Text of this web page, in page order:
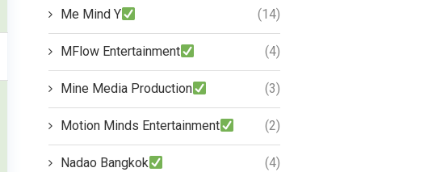
Me Mind Y (14)
MFlow Entertainment (4)
Mine Media Production (3)
Motion Minds Entertainment (2)
Nadao Bangkok (4)